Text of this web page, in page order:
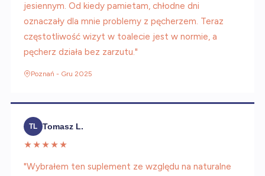
jesiennym. Od kiedy pamietam, chłodne dni
oznaczały dla mnie problemy z pęcherzem. Teraz
częstotliwość wizyt w toalecie jest w normie, a
pęcherz działa bez zarzutu."
Poznań - Gru 2025
TL
Tomasz L.
★★★★★
"Wybrałem ten suplement ze względu na naturalne